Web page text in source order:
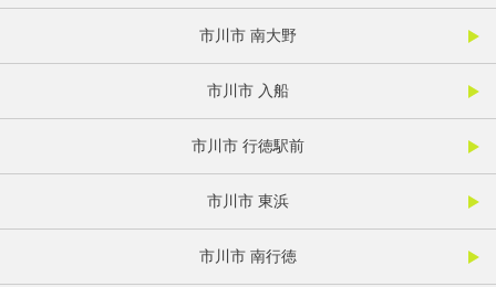
市川市 南大野
市川市 入船
市川市 行徳駅前
市川市 東浜
市川市 南行徳